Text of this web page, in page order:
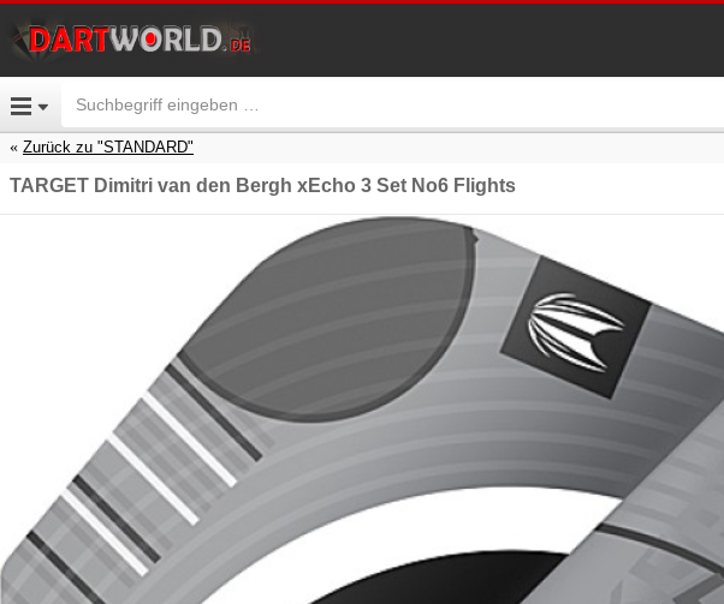
Zurück zu "STANDARD"
TARGET Dimitri van den Bergh xEcho 3 Set No6 Flights